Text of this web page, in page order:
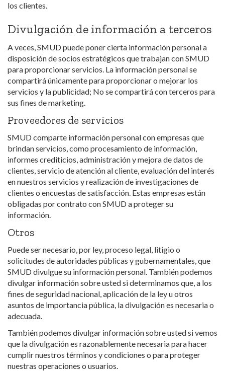
los clientes.
Divulgación de información a terceros
A veces, SMUD puede poner cierta información personal a
disposición de socios estratégicos que trabajan con SMUD
para proporcionar servicios. La información personal se
compartirá únicamente para proporcionar o mejorar los
servicios y la publicidad; No se compartirá con terceros para
sus fines de marketing.
Proveedores de servicios
SMUD comparte información personal con empresas que
brindan servicios, como procesamiento de información,
informes crediticios, administración y mejora de datos de
clientes, servicio de atención al cliente, evaluación del interés
en nuestros servicios y realización de investigaciones de
clientes o encuestas de satisfacción. Estas empresas están
obligadas por contrato con SMUD a proteger su
información.
Otros
Puede ser necesario, por ley, proceso legal, litigio o
solicitudes de autoridades públicas y gubernamentales, que
SMUD divulgue su información personal. También podemos
divulgar información sobre usted si determinamos que, a los
fines de seguridad nacional, aplicación de la ley u otros
asuntos de importancia pública, la divulgación es necesaria o
adecuada.
También podemos divulgar información sobre usted si vemos
que la divulgación es razonablemente necesaria para hacer
cumplir nuestros términos y condiciones o para proteger
nuestras operaciones o usuarios.